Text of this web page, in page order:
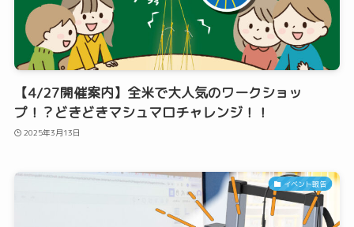
【4/27開催案内】全米で大人気のワークショッ
プ！？どきどきマシュマロチャレンジ！！
2025年3月13日
イベント報告